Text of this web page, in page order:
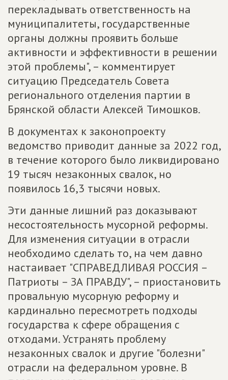
перекладывать ответственность на
муниципалитеты, государственные
органы должны проявить больше
активности и эффективности в решении
этой проблемы", – комментирует
ситуацию Председатель Совета
регионального отделения партии в
Брянской области Алексей Тимошков.
В документах к законопроекту
ведомство приводит данные за 2022 год,
в течение которого было ликвидировано
19 тысяч незаконных свалок, но
появилось 16,3 тысячи новых.
Эти данные лишний раз доказывают
несостоятельность мусорной реформы.
Для изменения ситуации в отрасли
необходимо сделать то, на чем давно
настаивает "СПРАВЕДЛИВАЯ РОССИЯ –
Патриоты – ЗА ПРАВДУ", – приостановить
провальную мусорную реформу и
кардинально пересмотреть подходы
государства к сфере обращения с
отходами. Устранять проблему
незаконных свалок и другие "болезни"
отрасли на федеральном уровне. В